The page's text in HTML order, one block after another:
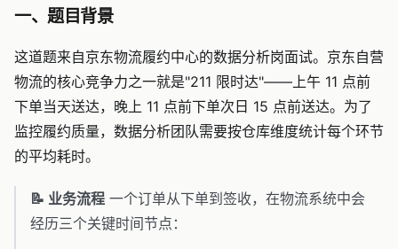
一、题目背景
这道题来自京东物流履约中心的数据分析岗面试。京东自营
物流的核心竞争力之一就是"211 限时达"——上午 11 点前
下单当天送达，晚上 11 点前下单次日 15 点前送达。为了
监控履约质量，数据分析团队需要按仓库维度统计每个环节
的平均耗时。
📝 业务流程 一个订单从下单到签收，在物流系统中会
经历三个关键时间节点：